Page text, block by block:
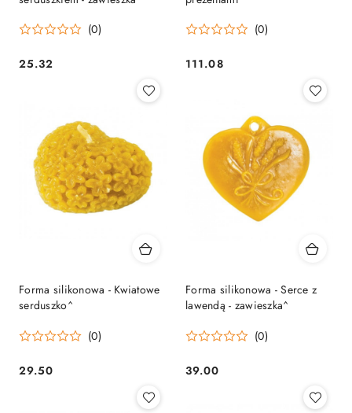
(0)
Cena:
25.32
(0)
Cena:
111.08
Forma silikonowa - Kwiatowe
serduszko^
(0)
Cena:
29.50
Forma silikonowa - Serce z
lawendą - zawieszka^
(0)
Cena:
39.00